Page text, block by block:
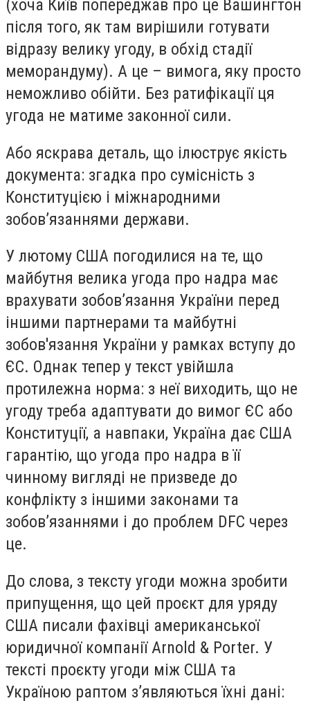
(хоча Київ попереджав про це Вашингтон
після того, як там вирішили готувати
відразу велику угоду, в обхід стадії
меморандуму). А це – вимога, яку просто
неможливо обійти. Без ратифікації ця
угода не матиме законної сили.
Або яскрава деталь, що ілюструє якість
документа: згадка про сумісність з
Конституцією і міжнародними
зобов’язаннями держави.
У лютому США погодилися на те, що
майбутня велика угода про надра має
врахувати зобов’язання України перед
іншими партнерами та майбутні
зобов'язання України у рамках вступу до
ЄС. Однак тепер у текст увійшла
протилежна норма: з неї виходить, що не
угоду треба адаптувати до вимог ЄС або
Конституції, а навпаки, Україна дає США
гарантію, що угода про надра в її
чинному вигляді не призведе до
конфлікту з іншими законами та
зобов’язаннями і до проблем DFC через
це.
До слова, з тексту угоди можна зробити
припущення, що цей проєкт для уряду
США писали фахівці американської
юридичної компанії Arnold & Porter. У
тексті проєкту угоди між США та
Україною раптом з’являються їхні дані: